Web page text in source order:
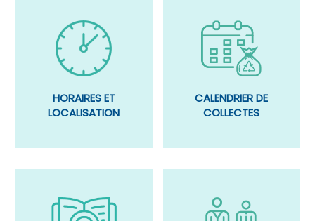
HORAIRES ET
LOCALISATION
CALENDRIER DE
COLLECTES